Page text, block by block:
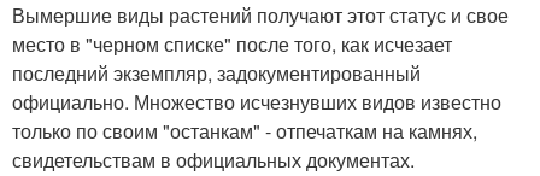
Вымершие виды растений получают этот статус и свое
место в "черном списке" после того, как исчезает
последний экземпляр, задокументированный
официально. Множество исчезнувших видов известно
только по своим "останкам" - отпечаткам на камнях,
свидетельствам в официальных документах.